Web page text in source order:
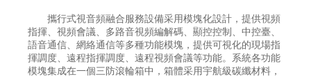
攜行式視音頻融合服務設備采用模塊化設計，提供視頻
指揮、視頻會議、多路音視頻編解碼、顯控控制、中控臺、
語音通信、網絡通信等多種功能模塊，提供可視化的現場指
揮調度、遠程指揮調度、遠程視頻會議等功能。系統各功能
模塊集成在一個三防滾輪箱中，箱體采用宇航級碳纖材料，